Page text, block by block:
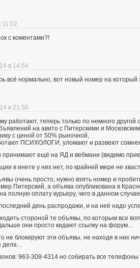
11:02
с коментами?!
в 14:54
всё нормально, вот новый номер на
в 21:56
работают, теперь только по немного другой
на авито с Питерскими и
с ценой от 50% рыночной,
ПСИХОЛОГИ, уломают и развеют
принимают ещё на ЯД и вебмани (видимо
в инете у них нет, по крайней мере не
очень просто, нужно взять номер и
Питерский, а объява опубликована в
полную оплату курьеру, чего в данном
последний день распродажи, и на неё надо
стороной те объявы, по которым все
они просто кидают ссылку на форум…
не блокируют эти объявы, не находя в них
дела…
963-308-4314 но собирать все